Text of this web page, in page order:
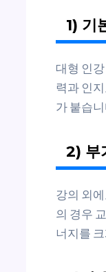
1) 기
대형 인
력과 인
가 붙습
2) 부
강의 외
의 경우
너지를